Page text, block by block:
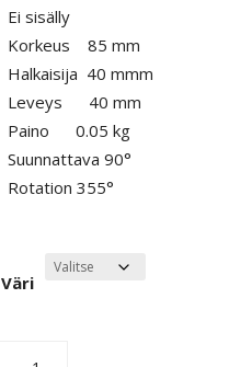
Ei sisälly
Korkeus 85 mm
Halkaisija 40 mmm
Leveys 40 mm
Paino 0.05 kg
Suunnattava 90°
Rotation 355°
Väri